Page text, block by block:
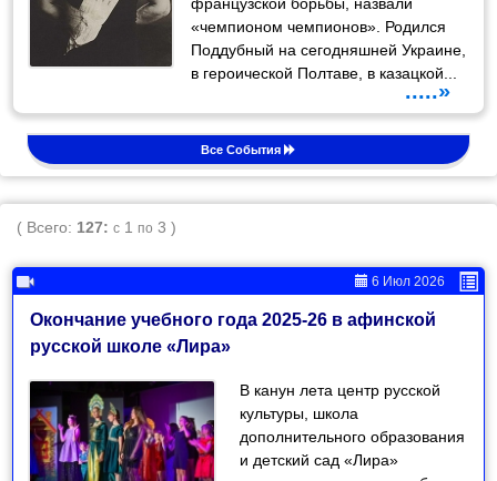
«чемпионом чемпионов». Родился
Поддубный на сегодняшней Украине,
в героической Полтаве, в казацкой...
.....»
Все События
( Всего: 127: с 1 по 3 )
6 Июл 2026
Окончание учебного года 2025-26 в афинской
русской школе «Лира»
В канун лета центр русской
культуры, школа
дополнительного образования
и детский сад «Лира»